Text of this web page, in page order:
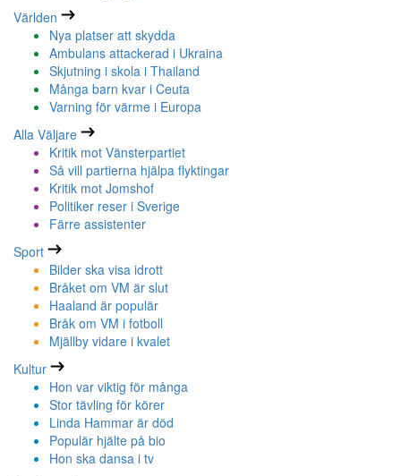
Världen
Nya platser att skydda
Ambulans attackerad i Ukraina
Skjutning i skola i Thailand
Många barn kvar i Ceuta
Varning för värme i Europa
Alla Väljare
Kritik mot Vänsterpartiet
Så vill partierna hjälpa flyktingar
Kritik mot Jomshof
Politiker reser i Sverige
Färre assistenter
Sport
Bilder ska visa idrott
Bråket om VM är slut
Haaland är populär
Bråk om VM i fotboll
Mjällby vidare i kvalet
Kultur
Hon var viktig för många
Stor tävling för körer
Linda Hammar är död
Populär hjälte på bio
Hon ska dansa i tv